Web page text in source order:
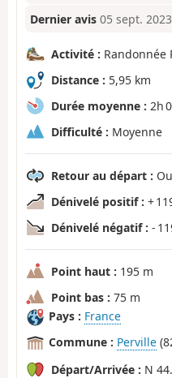
Dernier avis 05 sept. 2023
Activité : Randonnée
Distance : 5,95 km
Durée moyenne : 2h
Difficulté : Moyenne
Retour au départ :
Dénivelé positif : +
Dénivelé négatif : -
Point haut : 195 m
Point bas : 75 m
Pays : France
Commune : Perville
Départ/Arrivée : N